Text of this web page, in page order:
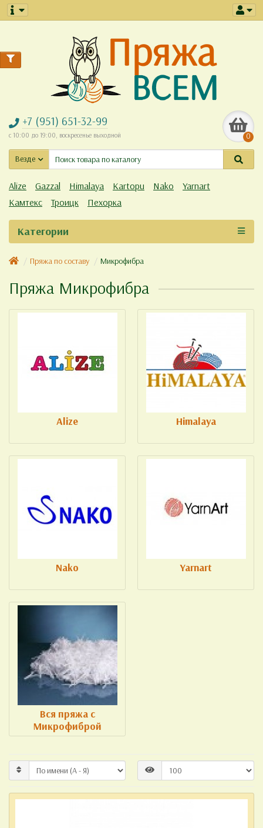
+7 (951) 651-32-99
с 10:00 до 19:00, воскресенье выходной 0
Везде
Alize Gazzal Himalaya Kartopu Nako
Yarnart
Камтекс
Троицк Пехорка
Категории
Пряжа по составу Микрофибра
Пряжа Микрофибра
Alize Himalaya
Nako Yarnart
Вся пряжа с
Микрофиброй